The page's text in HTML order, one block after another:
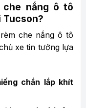
che nắng ô tô
Tucson?
che nắng ô tô
xe tin tưởng lựa
chắn lắp khít